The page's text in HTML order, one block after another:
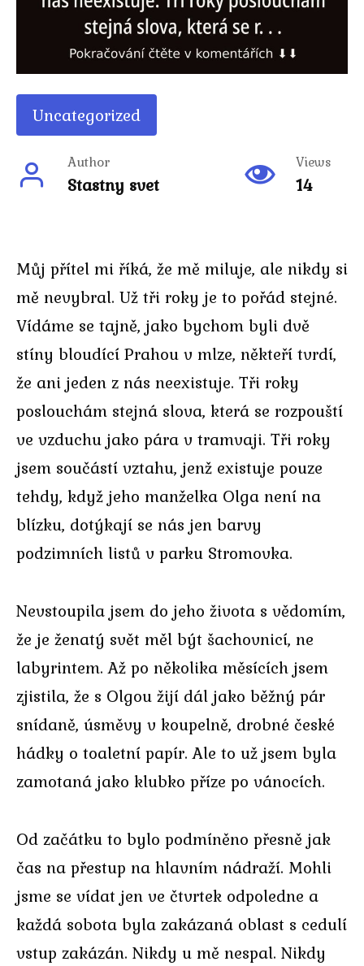
Uncategorized
Author
Stastny svet
Views
14
Můj přítel mi říká, že mě miluje, ale nikdy si
mě nevybral. Už tři roky je to pořád stejné.
Vídáme se tajně, jako bychom byli dvě
stíny bloudící Prahou v mlze, někteří tvrdí,
že ani jeden z nás neexistuje. Tři roky
poslouchám stejná slova, která se rozpouští
ve vzduchu jako pára v tramvaji. Tři roky
jsem součástí vztahu, jenž existuje pouze
tehdy, když jeho manželka Olga není na
blízku, dotýkají se nás jen barvy
podzimních listů v parku Stromovka.
Nevstoupila jsem do jeho života s vědomím,
že je ženatý svět měl být šachovnicí, ne
labyrintem. Až po několika měsících jsem
zjistila, že s Olgou žijí dál jako běžný pár
snídaně, úsměvy v koupelně, drobné české
hádky o toaletní papír. Ale to už jsem byla
zamotaná jako klubko příze po vánocích.
Od začátku to bylo podmíněno přesně jak
čas na přestup na hlavním nádraží. Mohli
jsme se vídat jen ve čtvrtek odpoledne a
každá sobota byla zakázaná oblast s cedulí
vstup zakázán. Nikdy u mě nespal. Nikdy